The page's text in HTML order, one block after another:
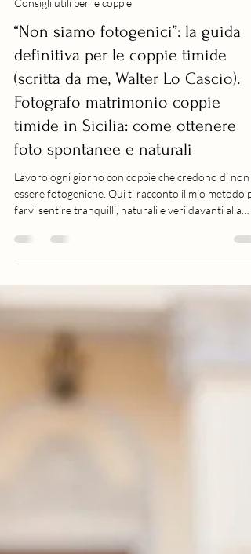
Walter Lo Cascio
21 mag
Tempo di lettura: 4 min
Consigli utili per le coppie
“Non siamo fotogenici”: la guida
definitiva per le coppie timide
(scritta da me, Walter Lo Cascio).
Fotografo matrimonio coppie
timide in Sicilia: come ottenere
foto spontanee e naturali
Lavoro ogni giorno con coppie che credono di non
fotocamera.